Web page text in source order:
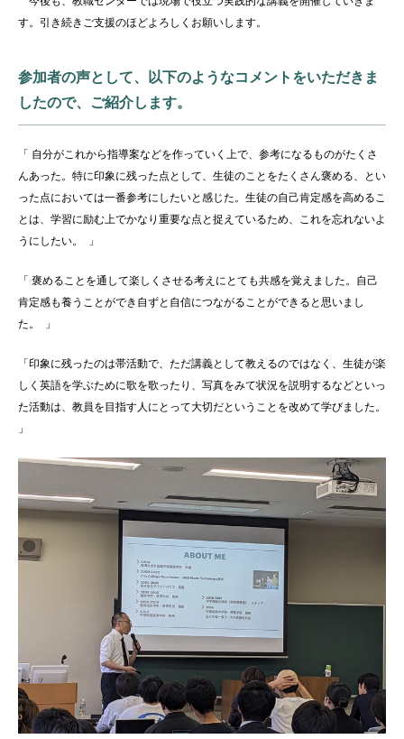
す。引き続きご支援のほどよろしくお願いします。
参加者の声として、以下のようなコメントをいただきま
したので、ご紹介します。
「 自分がこれから指導案などを作っていく上で、参考になるものがたくさ
んあった。特に印象に残った点として、生徒のことをたくさん褒める、とい
った点においては一番参考にしたいと感じた。生徒の自己肯定感を高めるこ
とは、学習に励む上でかなり重要な点と捉えているため、これを忘れないよ
うにしたい。 」
「 褒めることを通して楽しくさせる考えにとても共感を覚えました。自己
肯定感も養うことができ自ずと自信につながることができると思いまし
た。 」
「印象に残ったのは帯活動で、ただ講義として教えるのではなく、生徒が楽
しく英語を学ぶために歌を歌ったり、写真をみて状況を説明するなどといっ
た活動は、教員を目指す人にとって大切だということを改めて学びました。
」